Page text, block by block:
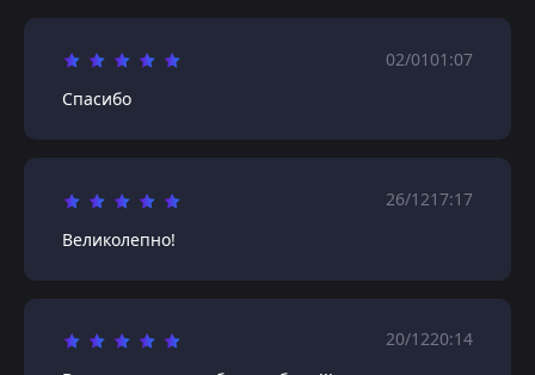
02/0101:07
Спасибо
26/1217:17
Великолепно!
20/1220:14